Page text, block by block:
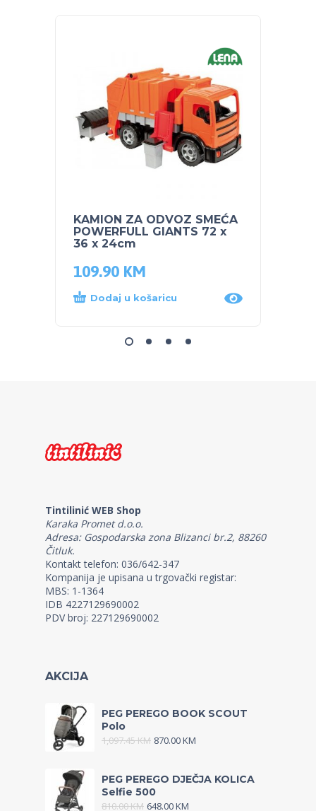
KAMION ZA ODVOZ SMEĆA
POWERFULL GIANTS 72 x
36 x 24cm
109.90 KM
Dodaj u košaricu
Tintilinić WEB Shop
Karaka Promet d.o.o.
Adresa: Gospodarska zona Blizanci br.2, 88260
Čitluk.
Kontakt telefon: 036/642-347
Kompanija je upisana u trgovački registar:
MBS: 1-1364
IDB 4227129690002
PDV broj: 227129690002
AKCIJA
PEG PEREGO BOOK SCOUT
Polo
1,097.45KM 870.00KM
PEG PEREGO DJEČJA KOLICA
Selfie 500
810.00KM 648.00KM